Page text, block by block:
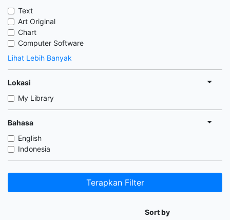
Text
Art Original
Chart
Computer Software
Lihat Lebih Banyak
Lokasi
My Library
Bahasa
English
Indonesia
Terapkan Filter
Sort by